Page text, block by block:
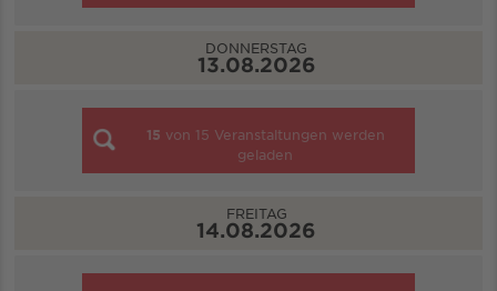
DONNERSTAG
13.08.2026
15 von 15 Veranstaltungen werden
geladen
FREITAG
14.08.2026